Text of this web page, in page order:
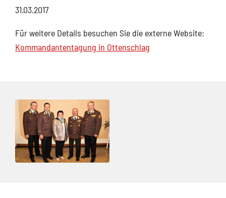
31.03.2017
Für weitere Details besuchen Sie die externe Website:
Kommandantentagung in Ottenschlag